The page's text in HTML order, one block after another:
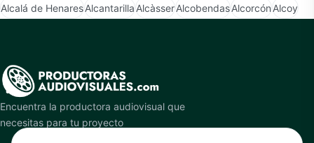
Alcalá de HenaresAlcantarillaAlcàsserAlcobendasAlcorcónAlcoy
Encuentra la productora audiovisual que
necesitas para tu proyecto